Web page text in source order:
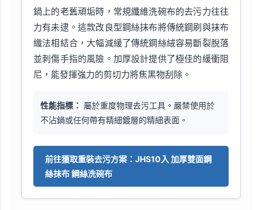
鍋上的老舊頑垢時，常規纖維洗碗布的去污力往往
力有未逮。這款改良型鋼絲抹布將傳統鋼刷與抹布
織法相結合，大幅減緩了傳統鋼絲絨容易斷裂脫落
並刺傷手指的風險。加厚設計提供了極佳的緩衝阻
尼，能發揮強力的剪切力將焦黑物刮除。
性能指標： 屬於重度物理去污工具。嚴禁使用於
不沾鍋或任何帶有精細鍍層的精細表面。
前往獲取重裝去污方案：JHS10入 加厚雙面鋼
絲抹布 鋼絲洗碗布